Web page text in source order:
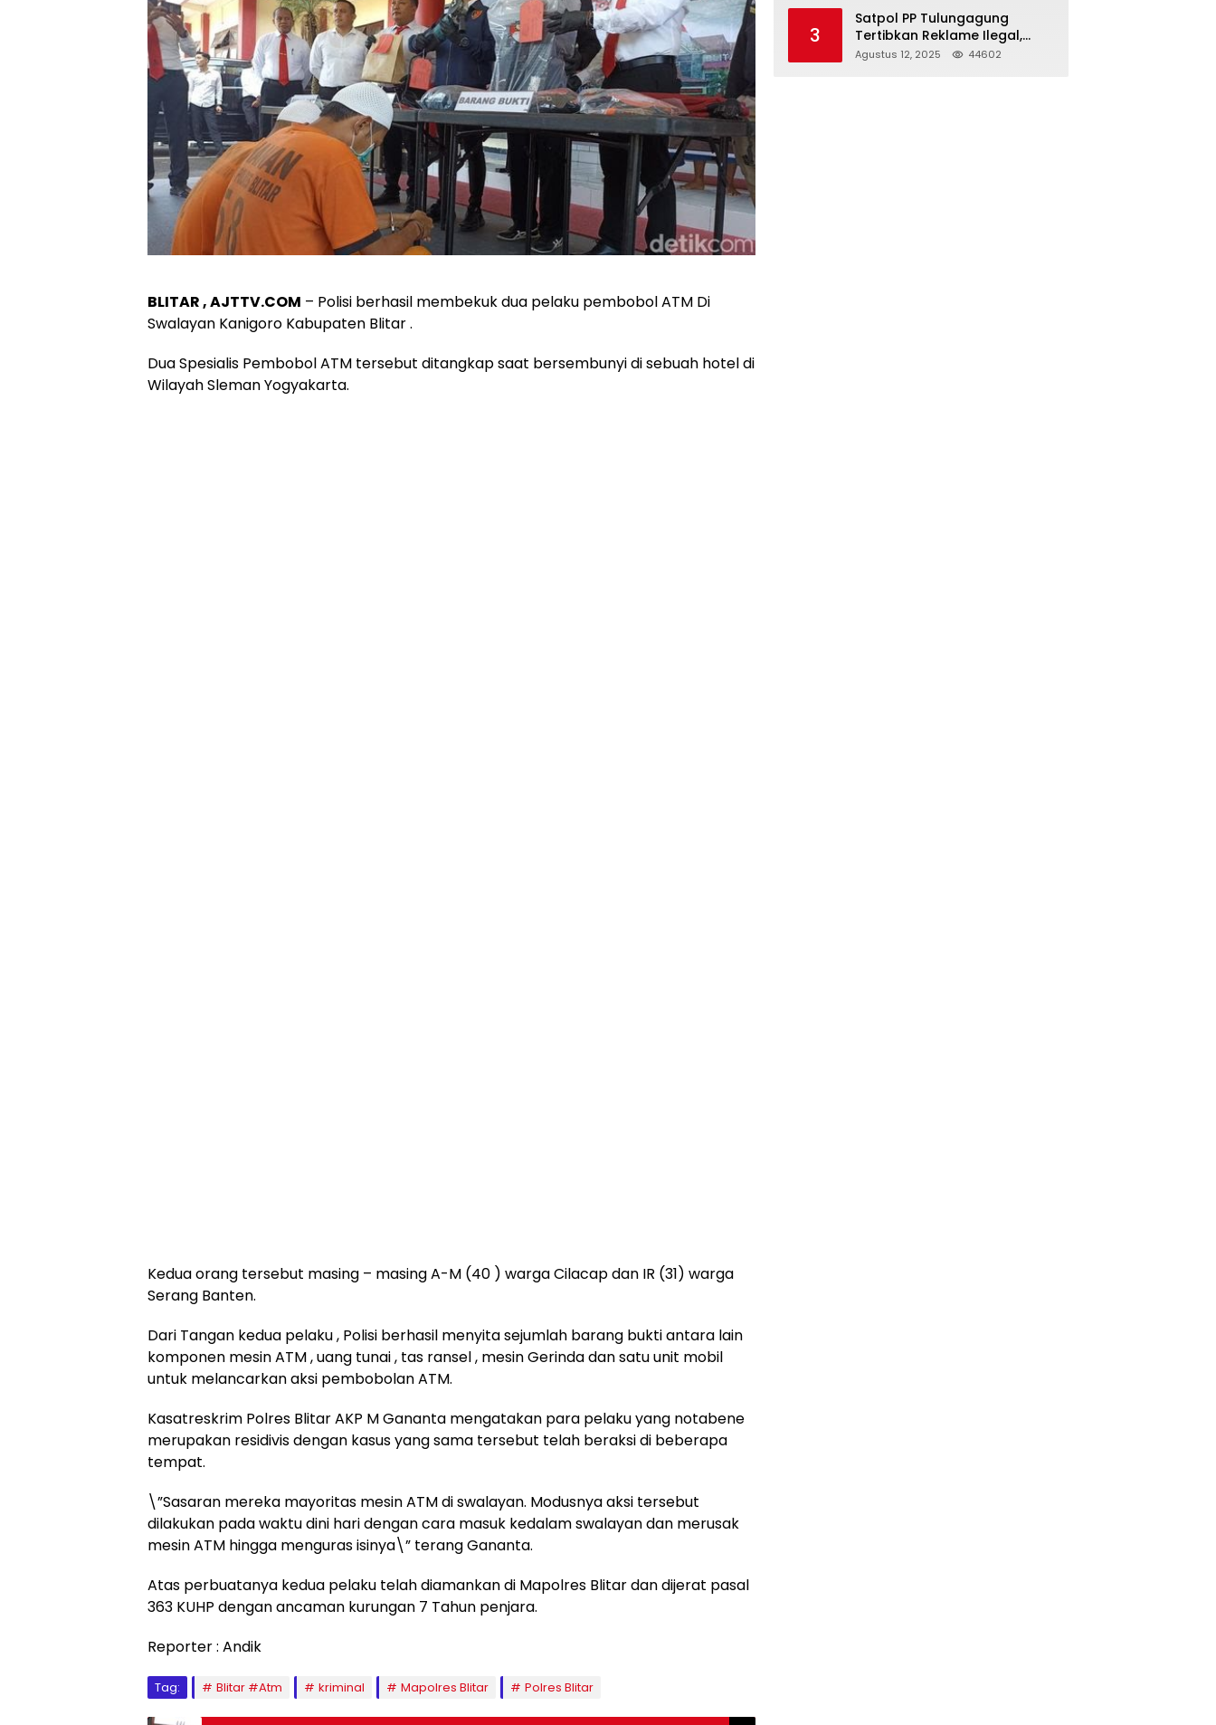
BLITAR , AJTTV.COM – Polisi berhasil membekuk dua pelaku pembobol ATM Di
Swalayan Kanigoro Kabupaten Blitar .
Dua Spesialis Pembobol ATM tersebut ditangkap saat bersembunyi di sebuah hotel di
Wilayah Sleman Yogyakarta.
Kedua orang tersebut masing – masing A-M (40 ) warga Cilacap dan IR (31) warga
Serang Banten.
Dari Tangan kedua pelaku , Polisi berhasil menyita sejumlah barang bukti antara lain
komponen mesin ATM , uang tunai , tas ransel , mesin Gerinda dan satu unit mobil
untuk melancarkan aksi pembobolan ATM.
Kasatreskrim Polres Blitar AKP M Gananta mengatakan para pelaku yang notabene
merupakan residivis dengan kasus yang sama tersebut telah beraksi di beberapa
tempat.
\”Sasaran mereka mayoritas mesin ATM di swalayan. Modusnya aksi tersebut
dilakukan pada waktu dini hari dengan cara masuk kedalam swalayan dan merusak
mesin ATM hingga menguras isinya\” terang Gananta.
Atas perbuatanya kedua pelaku telah diamankan di Mapolres Blitar dan dijerat pasal
363 KUHP dengan ancaman kurungan 7 Tahun penjara.
Reporter : Andik
Tag: Blitar #Atm kriminal Mapolres Blitar Polres Blitar
3
Satpol PP Tulungagung
Tertibkan Reklame Ilegal,
Wujudkan Kota yang Rapi
Agustus 12, 2025 44602